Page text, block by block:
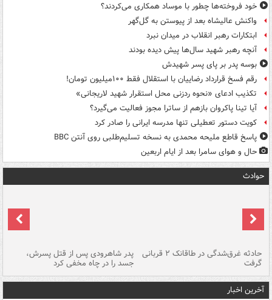
خود فروخته‌ها چطور با موساد همکاری می‌کردند؟
واکنش عالیشاه بعد از پیوستن به گل‌گهر
ابتکارات رهبر انقلاب در میدان نبرد
آنچه رهبر شهید سال‌ها پیش دیده بودند
بوسه‌ پدر بر پای پسر شهیدش
رقم فسخ قرارداد رضاییان با استقلال فقط ۱۰۰میلیون تومان!
تکذیب ادعای «نحوه ردزنی محل استقرار شهید لاریجانی»
آیا تینا پاکروان بازهم از ساترا مجوز فعالیت می‌گیرد؟
کویت دستور تعطیلی تنها مدرسه ایرانی را صادر کرد
پاسخ قاطع ملیحه محمدی به نسخه تسلیم‌طلبی روی آنتن BBC
حال و هوای سامرا بعد از ایام اربعین
حوادث
حادثه غرق‌شدگی در طاقانک ۲ قربانی
گرفت
پدر شاهرودی پس از قتل پسرش،
جسد را در چاه مخفی کرد
آخرین اخبار